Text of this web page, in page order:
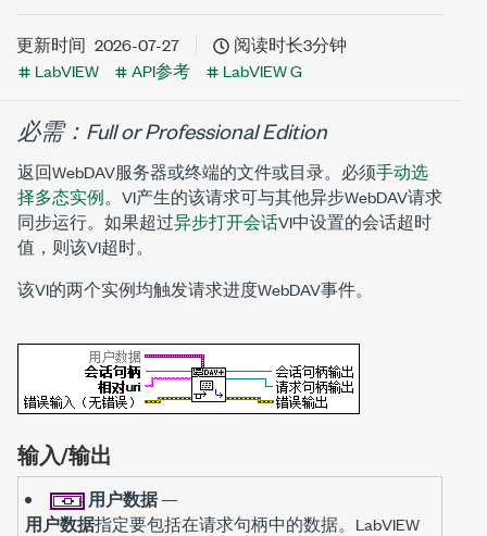
更新时间 2026-07-27
阅读时长3分钟
LabVIEW
API参考 LabVIEW G
必需：Full or Professional Edition
返回WebDAV服务器或终端的文件或目录。必须手动选
择多态实例。VI产生的该请求可与其他异步WebDAV请求
同步运行。如果超过异步打开会话VI中设置的会话超时
值，则该VI超时。
该VI的两个实例均触发请求进度WebDAV事件。
输入/输出
用户数据—
用户数据指定要包括在请求句柄中的数据。LabVIEW